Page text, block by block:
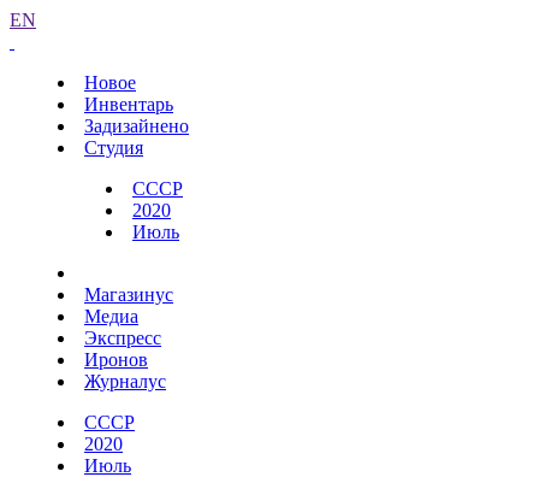
EN
Новое
Инвентарь
Задизайнено
Студия
СССР
2020
Июль
Магазинус
Медиа
Экспресс
Иронов
Журналус
СССР
2020
Июль